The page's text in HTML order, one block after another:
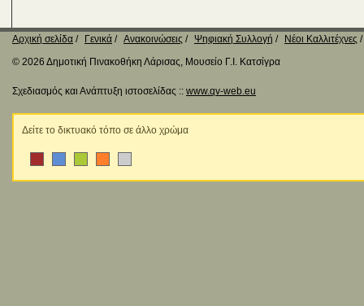
Αρχική σελίδα Γενικά Ανακοινώσεις Ψηφιακή Συλλογή
Νέοι Καλλιτέχνες
© 2026 Δημοτική Πινακοθήκη Λάρισας, Μουσείο Γ.Ι. Κατσίγρα
Σχεδιασμός και Ανάπτυξη ιστοσελίδας :: www.qv-web.eu
Δείτε το δικτυακό τόπο σε άλλο χρώμα